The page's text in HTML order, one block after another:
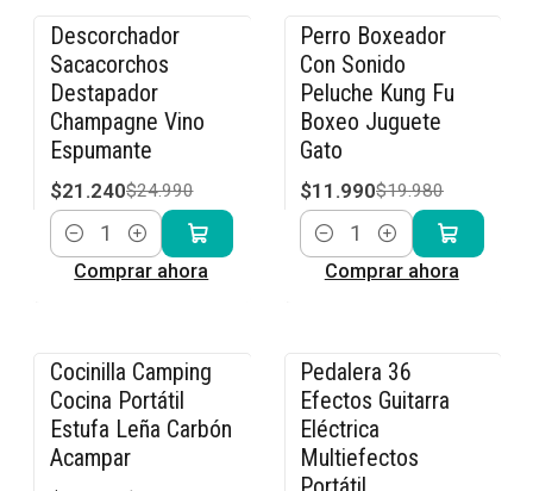
-15% OFF
Descorchador
Sacacorchos
Destapador
Champagne Vino
Espumante
$21.240$24.990
Cantidad
Comprar ahora
-40% OFF
Perro Boxeador
Con Sonido
Peluche Kung Fu
Boxeo Juguete
Gato
$11.990$19.980
Cantidad
Comprar ahora
-20% OFF
Cocinilla Camping
Cocina Portátil
Estufa Leña Carbón
Acampar
-23% OFF
Pedalera 36
Efectos Guitarra
Eléctrica
Multiefectos